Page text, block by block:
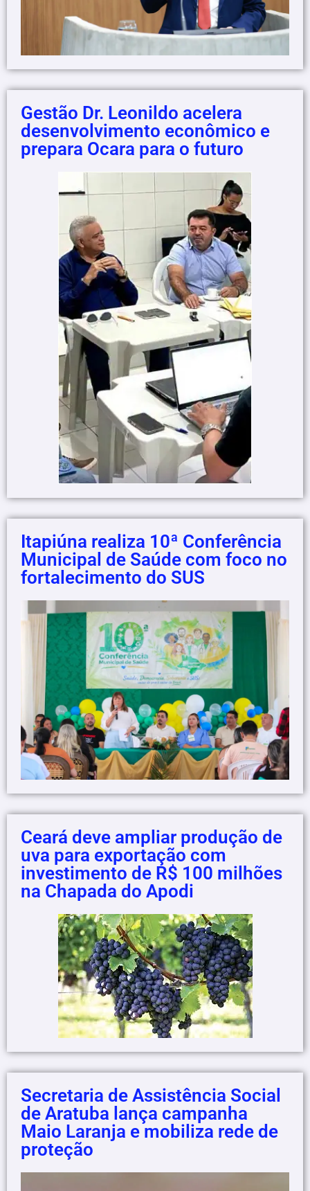
Gestão Dr. Leonildo acelera
desenvolvimento econômico e
prepara Ocara para o futuro
Itapiúna realiza 10ª Conferência
Municipal de Saúde com foco no
fortalecimento do SUS
Ceará deve ampliar produção de
uva para exportação com
investimento de R$ 100 milhões
na Chapada do Apodi
Secretaria de Assistência Social
de Aratuba lança campanha
Maio Laranja e mobiliza rede de
proteção